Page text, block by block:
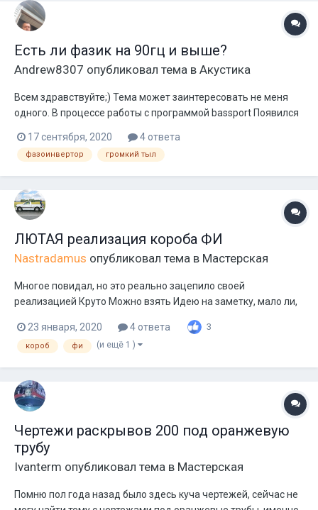
Есть ли фазик на 90гц и выше?
Andrew8307 опубликовал тема в Акустика
Всем здравствуйте;) Тема может заинтересовать не меня
одного. В процессе работы с программой bassport Появился
«шкаф» с четырьмя динамиками 25см мощностью 300rms и
Xmas 2мм. Попытки сделать физик закончились провалом.
Собрал ЗЯ на 1...
17 сентября, 2020 4 ответа
фазоинвертор громкий тыл
ЛЮТАЯ реализация короба ФИ
Nastradamus опубликовал тема в Мастерская
Многое повидал, но это реально зацепило своей
реализацией Круто Можно взять Идею на заметку, мало ли,
23 января, 2020
4 ответа 3
короб фи (и ещё 1 )
Чертежи раскрывов 200 под оранжевую
трубу
Ivanterm опубликовал тема в Мастерская
Помню пол года назад было здесь куча чертежей, сейчас не